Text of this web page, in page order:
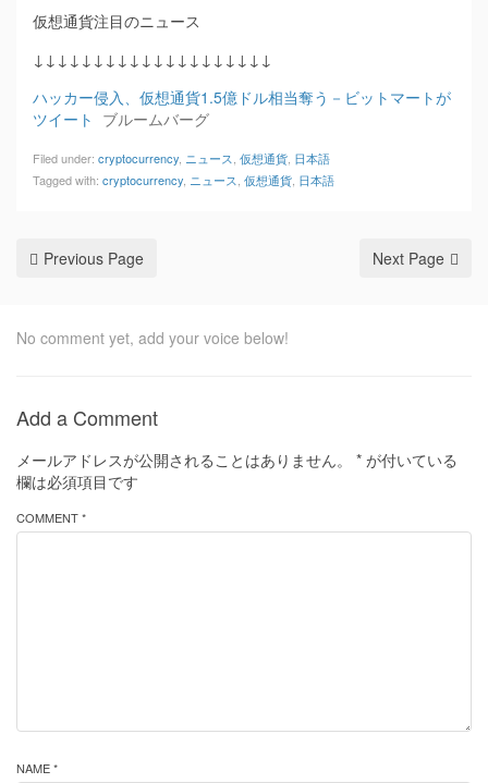
仮想通貨注目のニュース
↓↓↓↓↓↓↓↓↓↓↓↓↓↓↓↓↓↓↓↓
ハッカー侵入、仮想通貨1.5億ドル相当奪う－ビットマートが
ツイート ブルームバーグ
Filed under: cryptocurrency ニュース 仮想通貨 日本語
Tagged with: cryptocurrency ニュース 仮想通貨 日本語
Previous Page Next Page
No comment yet, add your voice below!
Add a Comment
メールアドレスが公開されることはありません。 * が付いている
欄は必須項目です
COMMENT *
NAME *